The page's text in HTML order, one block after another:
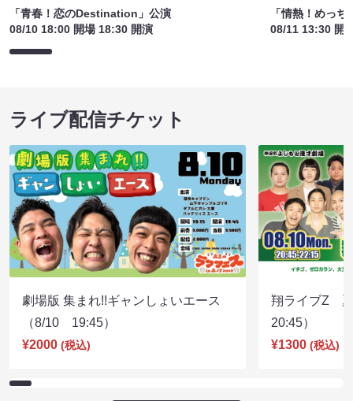
「青春！恋のDestination」公演
08/10 18:00 開場 18:30 開演
「情熱！めっ
08/11 13:30 開
ライブ配信チケット
劇場版 集まれ!!ギャンしょいエース
（8/10 19:45）
¥2000 (税込)
翔ライブZ
20:45）
¥1300 (税込)